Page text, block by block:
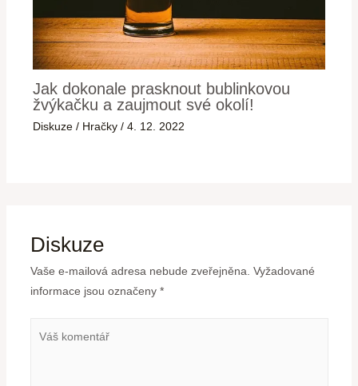
Jak dokonale prasknout bublinkovou
žvýkačku a zaujmout své okolí!
Diskuze / Hračky /4. 12. 2022
Diskuze
Vaše e-mailová adresa nebude zveřejněna. Vyžadované
informace jsou označeny *